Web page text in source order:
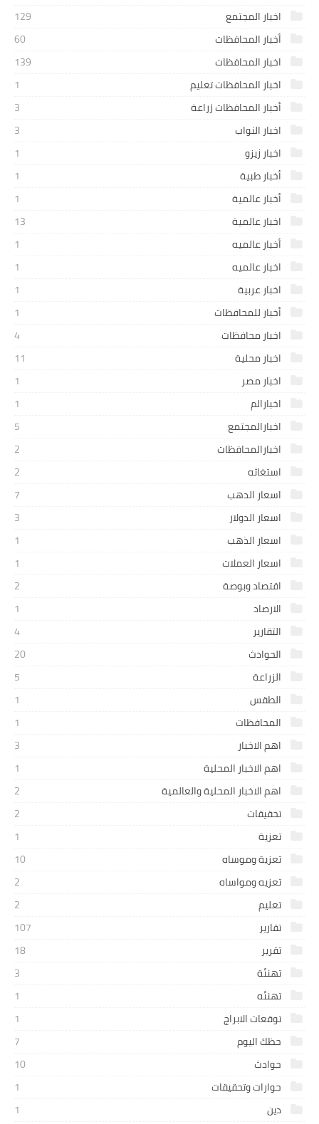
اخبار المجتمع
129
أخبار المحافظات
60
اخبار المحافظات
139
اخبار المحافظات تعليم
1
أخبار المحافظات زراعة
3
اخبار النواب
3
اخبار زيزو
1
أخبار طبية
1
أخبار عالمية
1
اخبار عالمية
13
أخبار عالميه
1
اخبار عالميه
1
اخبار عربية
1
أخبار للمحافظات
1
اخبار محافظات
4
اخبار محلية
11
اخبار مصر
1
اخبارالم
1
اخبارالمجتمع
5
اخبارالمحافظات
2
استغاثه
2
اسعار الدهب
7
اسعار الدولار
3
اسعار الذهب
1
اسعار العملات
1
اقتصاد وبوصة
2
الارصاد
1
التقارير
4
الحوادث
20
الزراعة
5
الطقس
1
المحافظات
1
اهم الاخبار
3
اهم الاخبار المحلية
1
اهم الاخبار المحلية والعالمية
2
تحقيقات
2
تعزية
1
تعزية وموساه
10
تعزيه ومواساه
2
تعليم
2
تقارير
107
تقرير
18
تهنئة
3
تهنئه
1
توقعات الابراج
1
حظك اليوم
7
حوادث
10
حوارات وتحقيقات
1
دين
1